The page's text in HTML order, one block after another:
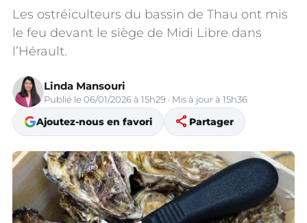
Les ostréiculteurs du bassin de Thau ont mis
le feu devant le siège de Midi Libre dans
l’Hérault.
Linda Mansouri
Publié le 06/01/2026 à 15h29 · Mis à jour à 15h36
Ajoutez-nous en favori share Partager